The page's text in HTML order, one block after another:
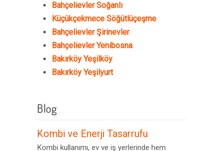
Bahçelievler Soğanlı
Küçükçekmece Söğütlüçeşme
Bahçelievler Şirinevler
Bahçelievler Yenibosna
Bakırköy Yeşilköy
Bakırköy Yeşilyurt
Blog
Kombi ve Enerji Tasarrufu
Kombi kullanımı, ev ve iş yerlerinde hem